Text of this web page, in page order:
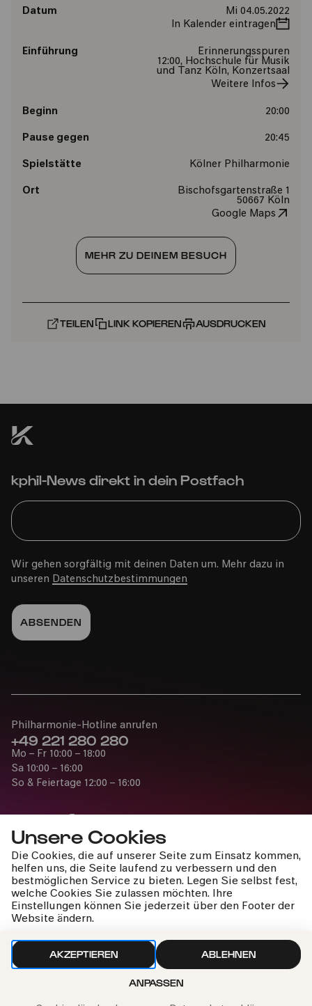
Unsere Cookies
Die Cookies, die auf unserer Seite zum Einsatz kommen,
helfen uns, die Seite laufend zu verbessern und den
bestmöglichen Service zu bieten. Legen Sie selbst fest,
welche Cookies Sie zulassen möchten. Ihre
Einstellungen können Sie jederzeit über den Footer der
Website ändern.
AKZEPTIEREN ABLEHNEN
ANPASSEN
Datum
Mi 04.05.2022
In Kalender eintragen
Einführung
Erinnerungsspuren
12:00, Hochschule für Musik
und Tanz Köln, Konzertsaal
Weitere Infos
Beginn 20:00
Pause gegen 20:45
Spielstätte Kölner Philharmonie
Ort
Bischofsgartenstraße 1
50667 Köln
Google Maps
MEHR ZU DEINEM BESUCH
TEILEN LINK KOPIEREN AUSDRUCKEN
kphil-News direkt in dein Postfach
Wir gehen sorgfältig mit deinen Daten um. Mehr dazu in
unseren Datenschutzbestimmungen
Presse
Jobs
News
Kontakt
Widerruf einreichen
Philharmonie-Hotline anrufen
+49 221 280 280
Mo – Fr 10:00 – 18:00
Sa 10:00 – 16:00
So & Feiertage 12:00 – 16:00
Cookie-Einstellungen